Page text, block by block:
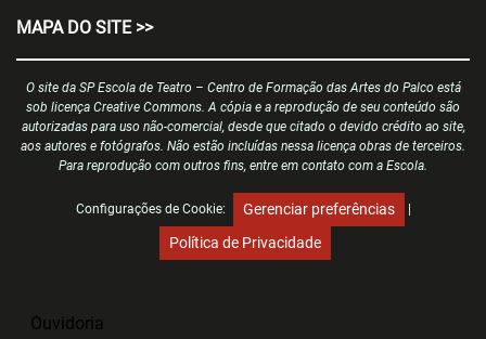
MAPA DO SITE >>
O site da SP Escola de Teatro – Centro de Formação das Artes do Palco está
sob licença Creative Commons. A cópia e a reprodução de seu conteúdo são
autorizadas para uso não-comercial, desde que citado o devido crédito ao site,
aos autores e fotógrafos. Não estão incluídas nessa licença obras de terceiros.
Para reprodução com outros fins, entre em contato com a Escola.
Configurações de Cookie: Gerenciar preferências |
Política de Privacidade
Ouvidoria